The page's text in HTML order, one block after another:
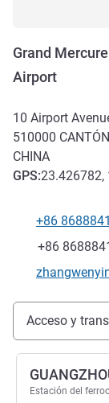
Grand
Airport
10 Airport
510000 CANTÓN
CHINA
GPS:23.426782,
Teléfono
+86
Fax
+86
Correo
Acceso y
Acceso y
Estación del